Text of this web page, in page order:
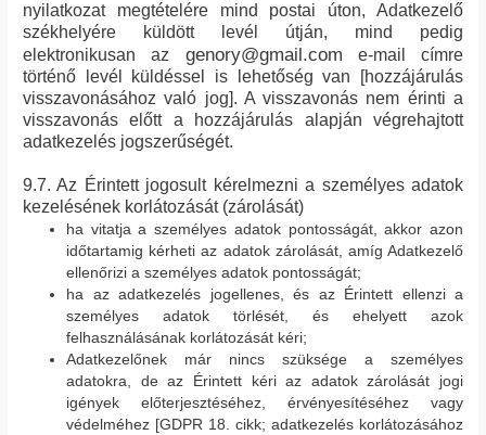
nyilatkozat megtételére mind postai úton, Adatkezelő
székhelyére küldött levél útján, mind pedig
elektronikusan az genory@gmail.com e-mail címre
történő levél küldéssel is lehetőség van [hozzájárulás
visszavonásához való jog]. A visszavonás nem érinti a
visszavonás előtt a hozzájárulás alapján végrehajtott
adatkezelés jogszerűségét.
9.7. Az Érintett jogosult kérelmezni a személyes adatok
kezelésének korlátozását (zárolását)
ha vitatja a személyes adatok pontosságát, akkor azon
időtartamig kérheti az adatok zárolását, amíg Adatkezelő
ellenőrizi a személyes adatok pontosságát;
ha az adatkezelés jogellenes, és az Érintett ellenzi a
személyes adatok törlését, és ehelyett azok
felhasználásának korlátozását kéri;
Adatkezelőnek már nincs szüksége a személyes
adatokra, de az Érintett kéri az adatok zárolását jogi
igények előterjesztéséhez, érvényesítéséhez vagy
védelméhez [GDPR 18. cikk; adatkezelés korlátozásához